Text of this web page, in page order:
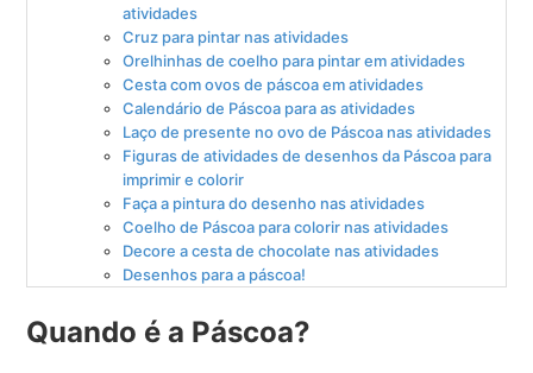
atividades
Cruz para pintar nas atividades
Orelhinhas de coelho para pintar em atividades
Cesta com ovos de páscoa em atividades
Calendário de Páscoa para as atividades
Laço de presente no ovo de Páscoa nas atividades
Figuras de atividades de desenhos da Páscoa para
imprimir e colorir
Faça a pintura do desenho nas atividades
Coelho de Páscoa para colorir nas atividades
Decore a cesta de chocolate nas atividades
Desenhos para a páscoa!
Quando é a Páscoa?